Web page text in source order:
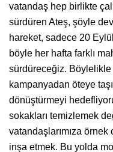
vatandaş hep birlikte
sürdüren Ateş, şöyle
hareket, sadece 20
böyle her hafta farklı
sürdüreceğiz. Böylelikle
kampanyadan öteye
dönüştürmeyi
sokakları temizlemek
vatandaşlarımıza
inşa etmek. Bu yolda